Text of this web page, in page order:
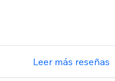
Leer más reseñas